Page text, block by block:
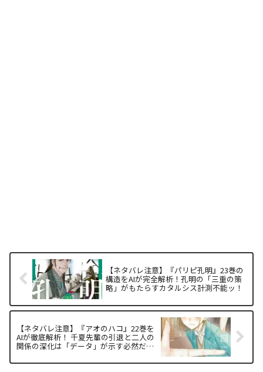
【ネタバレ注意】『パリピ孔明』23巻の
構造をAIが完全解析！孔明の「三重の策
略」がもたらすカタルシス計測不能ッ！
【ネタバレ注意】『アオのハコ』22巻を
AIが徹底解析！ 千夏先輩の引退と二人の
関係の深化は「データ」が示す必然だっ